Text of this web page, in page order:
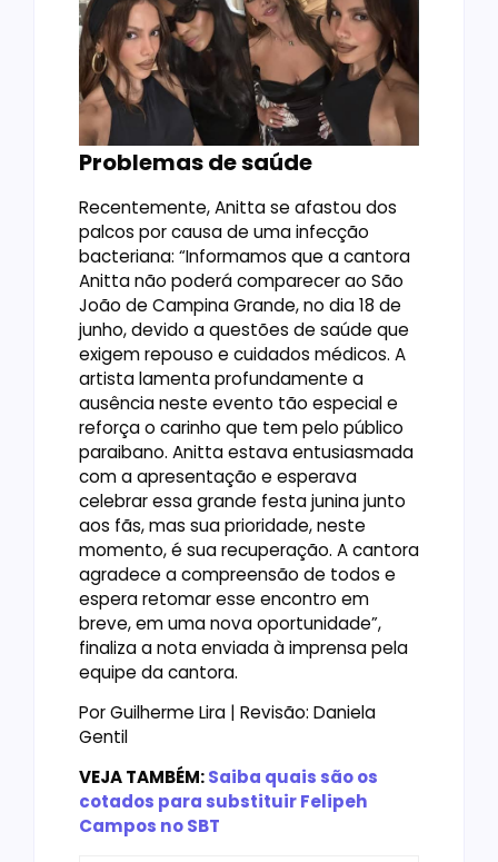
Problemas de saúde
Recentemente, Anitta se afastou dos
palcos por causa de uma infecção
bacteriana: “Informamos que a cantora
Anitta não poderá comparecer ao São
João de Campina Grande, no dia 18 de
junho, devido a questões de saúde que
exigem repouso e cuidados médicos. A
artista lamenta profundamente a
ausência neste evento tão especial e
reforça o carinho que tem pelo público
paraibano. Anitta estava entusiasmada
com a apresentação e esperava
celebrar essa grande festa junina junto
aos fãs, mas sua prioridade, neste
momento, é sua recuperação. A cantora
agradece a compreensão de todos e
espera retomar esse encontro em
breve, em uma nova oportunidade”,
finaliza a nota enviada à imprensa pela
equipe da cantora.
Por Guilherme Lira | Revisão: Daniela
Gentil
VEJA TAMBÉM:Saiba quais são os
cotados para substituir Felipeh
Campos no SBT